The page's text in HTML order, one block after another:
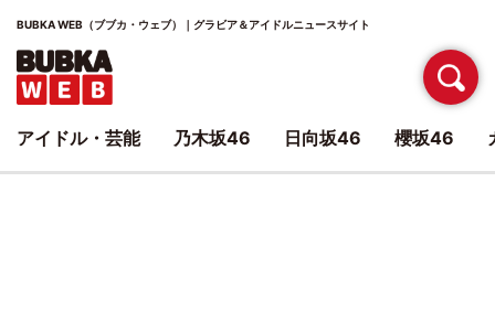
BUBKA WEB（ブブカ・ウェブ）｜グラビア＆アイドルニュースサイト
アイドル・芸能 乃木坂46 日向坂46 櫻坂46